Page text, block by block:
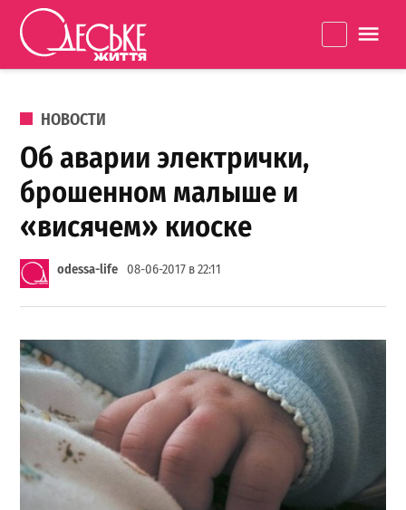
Перейти к содержанию
життя
ОПУБЛИКОВАНО В
НОВОСТИ
Об аварии электрички,
брошенном малыше и
«висячем» киоске
odessa-life 08-06-2017 в 22:11